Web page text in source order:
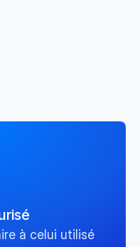
à celui utilisé